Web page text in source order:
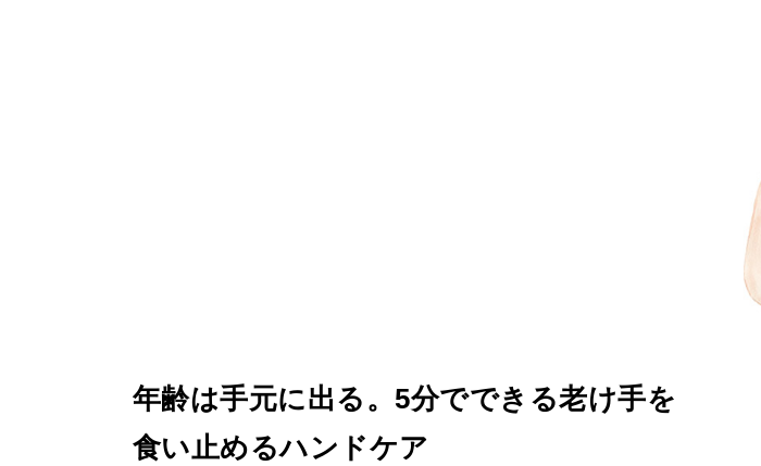
年齢は手元に出る。5分でできる老け手を
食い止めるハンドケア